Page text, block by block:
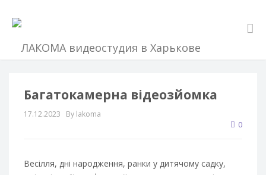
Багатокамерна відеозйомка
17.12.2023 By lakoma
0
Весілля, дні народження, ранки у дитячому садку,